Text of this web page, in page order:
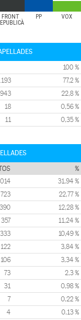
FRONT
PP VOX
100 %
77,2 %
943 22,8 %
18 0,56 %
11 0,35 %
%
31,94 %
723 22,77 %
390 12,28 %
357 11,24 %
333 10,49 %
122 3,84 %
106 3,34 %
73 2,3 %
31 0,98 %
7 0,22 %
4 0,13 %